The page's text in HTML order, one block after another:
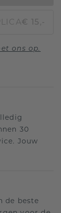
€ 15,-
ons op.
30
Jouw
de beste